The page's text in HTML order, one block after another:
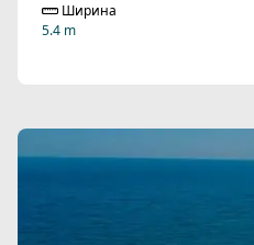
Ширина
5.4 m